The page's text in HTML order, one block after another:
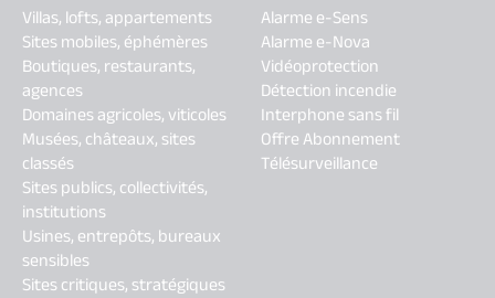
Villas, lofts, appartements
Sites mobiles, éphémères
Boutiques, restaurants,
agences
Domaines agricoles, viticoles
Musées, châteaux, sites
classés
Sites publics, collectivités,
institutions
Usines, entrepôts, bureaux
sensibles
Sites critiques, stratégiques
Alarme e-Sens
Alarme e-Nova
Vidéoprotection
Détection incendie
Interphone sans fil
Offre Abonnement
Télésurveillance